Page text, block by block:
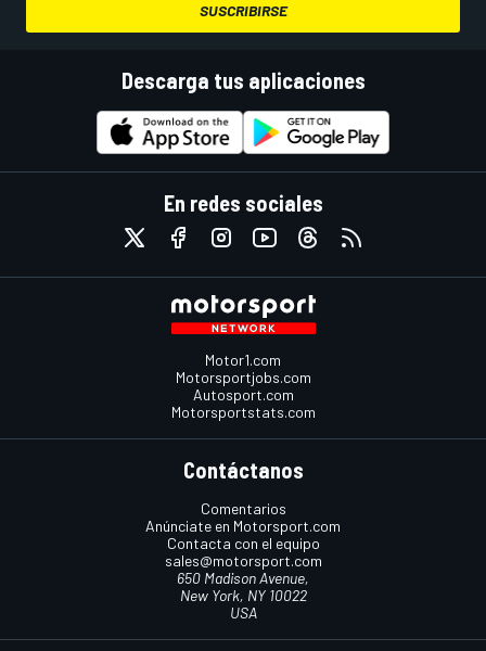
SUSCRIBIRSE
Descarga tus aplicaciones
En redes sociales
Motor1.com
Motorsportjobs.com
Autosport.com
Motorsportstats.com
Contáctanos
Comentarios
Anúnciate en Motorsport.com
Contacta con el equipo
sales@motorsport.com
650 Madison Avenue,
New York, NY 10022
USA